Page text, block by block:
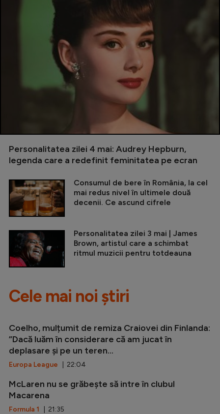
Personalitatea zilei 4 mai: Audrey Hepburn,
legenda care a redefinit feminitatea pe ecran
Consumul de bere în România, la cel
mai redus nivel în ultimele două
decenii. Ce ascund cifrele
Personalitatea zilei 3 mai | James
Brown, artistul care a schimbat
ritmul muzicii pentru totdeauna
Cele mai noi știri
Coelho, mulțumit de remiza Craiovei din Finlanda:
”Dacă luăm în considerare că am jucat în
deplasare și pe un teren...
Europa League | 22:04
McLaren nu se grăbește să intre în clubul
Macarena
Formula 1 | 21:35